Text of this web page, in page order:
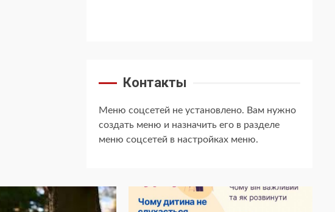
Контакты
Меню соцсетей не установлено. Вам нужно
создать меню и назначить его в разделе
меню соцсетей в настройках меню.